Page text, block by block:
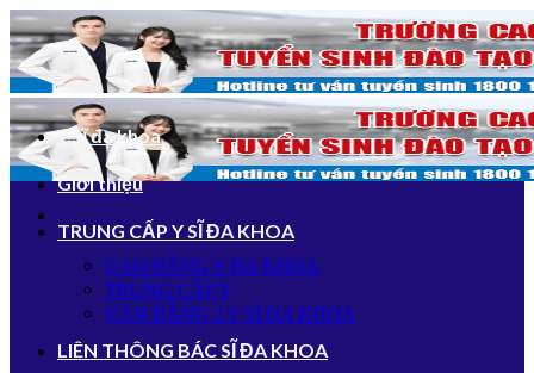
Bỏ
qua
nội
dung
Y sĩ đa khoa
Giới thiệu
TRUNG CẤP Y SĨ ĐA KHOA
CAO ĐẲNG Y ĐA KHOA
TRUNG CẤP Y
VĂN BẰNG 2 Y SĨ ĐA KHOA
LIÊN THÔNG BÁC SĨ ĐA KHOA